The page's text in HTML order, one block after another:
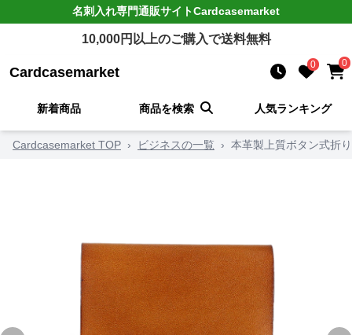
名刺入れ専門通販サイトCardcasemarket
10,000円以上のご購入で送料無料
Cardcasemarket 0 0
新着商品 商品を検索 人気ランキング
Cardcasemarket TOP › ビジネスの一覧 › 本革製上質ボタン式折